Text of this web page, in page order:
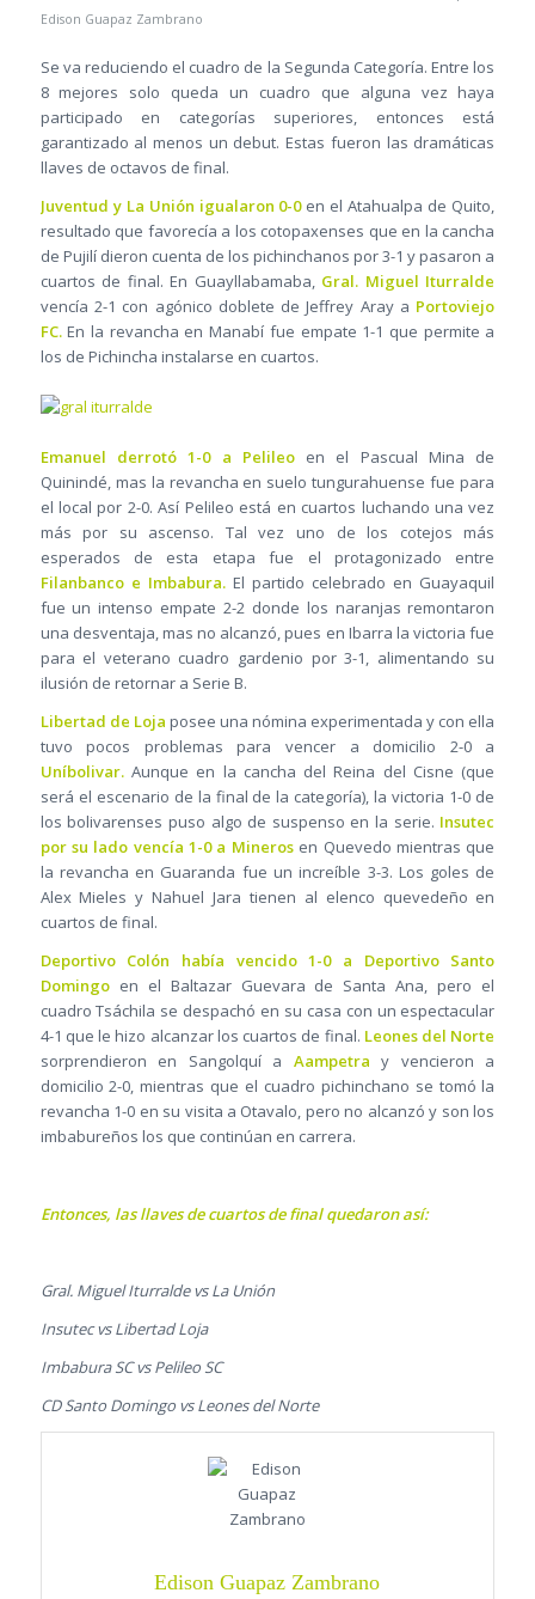
Edison Guapaz Zambrano
Se va reduciendo el cuadro de la Segunda Categoría. Entre los
8 mejores solo queda un cuadro que alguna vez haya
participado en categorías superiores, entonces está
garantizado al menos un debut. Estas fueron las dramáticas
llaves de octavos de final.
Juventud y La Unión igualaron 0-0en el Atahualpa de Quito,
resultado que favorecía a los cotopaxenses que en la cancha
de Pujilí dieron cuenta de los pichinchanos por 3-1 y pasaron a
cuartos de final. En Guayllabamaba, Gral. Miguel Iturralde
vencía 2-1 con agónico doblete de Jeffrey Aray a Portoviejo
FC.En la revancha en Manabí fue empate 1-1 que permite a
los de Pichincha instalarse en cuartos.
Emanuel derrotó 1-0 a Pelileoen el Pascual Mina de
Quinindé, mas la revancha en suelo tungurahuense fue para
el local por 2-0. Así Pelileo está en cuartos luchando una vez
más por su ascenso. Tal vez uno de los cotejos más
esperados de esta etapa fue el protagonizado entre
Filanbanco e Imbabura.El partido celebrado en Guayaquil
fue un intenso empate 2-2 donde los naranjas remontaron
una desventaja, mas no alcanzó, pues en Ibarra la victoria fue
para el veterano cuadro gardenio por 3-1, alimentando su
ilusión de retornar a Serie B.
Libertad de Loja posee una nómina experimentada y con ella
tuvo pocos problemas para vencer a domicilio 2-0 a
Uníbolivar.Aunque en la cancha del Reina del Cisne (que
será el escenario de la final de la categoría), la victoria 1-0 de
los bolivarenses puso algo de suspenso en la serie. Insutec
por su lado vencía 1-0 a Minerosen Quevedo mientras que
la revancha en Guaranda fue un increíble 3-3. Los goles de
Alex Mieles y Nahuel Jara tienen al elenco quevedeño en
cuartos de final.
Deportivo Colón había vencido 1-0 a Deportivo Santo
Domingoen el Baltazar Guevara de Santa Ana, pero el
cuadro Tsáchila se despachó en su casa con un espectacular
4-1 que le hizo alcanzar los cuartos de final. Leones del Norte
sorprendieron en Sangolquí a Aampetra y vencieron a
domicilio 2-0, mientras que el cuadro pichinchano se tomó la
revancha 1-0 en su visita a Otavalo, pero no alcanzó y son los
imbabureños los que continúan en carrera.
Entonces, las llaves de cuartos de final quedaron así:
Gral. Miguel Iturralde vs La Unión
Insutec vs Libertad Loja
Imbabura SC vs Pelileo SC
CD Santo Domingo vs Leones del Norte
Edison Guapaz Zambrano